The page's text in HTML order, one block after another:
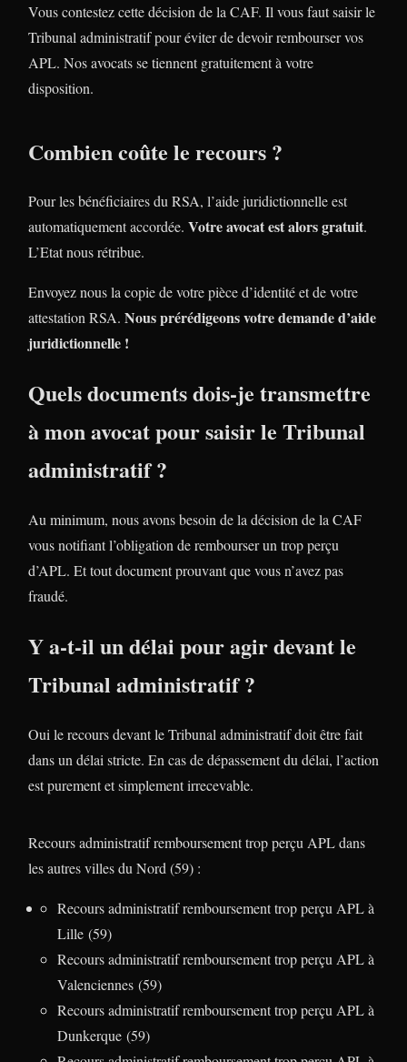
Vous contestez cette décision de la CAF. Il vous faut saisir le
Tribunal administratif pour éviter de devoir rembourser vos
APL. Nos avocats se tiennent gratuitement à votre
disposition.
Combien coûte le recours ?
Pour les bénéficiaires du RSA, l’aide juridictionnelle est
automatiquement accordée. Votre avocat est alors gratuit.
L’Etat nous rétribue.
Envoyez nous la copie de votre pièce d’identité et de votre
attestation RSA. Nous prérédigeons votre demande d’aide
juridictionnelle !
Quels documents dois-je transmettre
à mon avocat pour saisir le Tribunal
administratif ?
Au minimum, nous avons besoin de la décision de la CAF
vous notifiant l’obligation de rembourser un trop perçu
d’APL. Et tout document prouvant que vous n’avez pas
fraudé.
Y a-t-il un délai pour agir devant le
Tribunal administratif ?
Oui le recours devant le Tribunal administratif doit être fait
dans un délai stricte. En cas de dépassement du délai, l’action
est purement et simplement irrecevable.
Recours administratif remboursement trop perçu APL dans
les autres villes du Nord (59) :
Recours administratif remboursement trop perçu APL à
Lille (59)
Recours administratif remboursement trop perçu APL à
Valenciennes (59)
Recours administratif remboursement trop perçu APL à
Dunkerque (59)